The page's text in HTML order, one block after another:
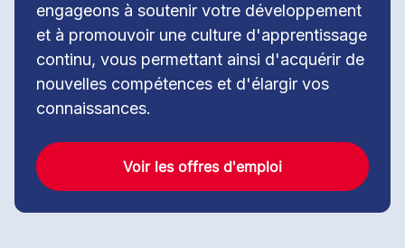
engageons à soutenir votre développement
et à promouvoir une culture d'apprentissage
continu, vous permettant ainsi d'acquérir de
nouvelles compétences et d'élargir vos
connaissances.
Voir les offres d'emploi